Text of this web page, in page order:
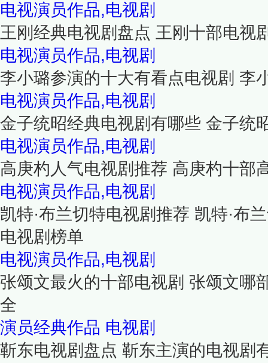
电视演员作品,电视剧
王刚经典电视剧盘点 王刚十部电视
电视演员作品,电视剧
李小璐参演的十大有看点电视剧 李
电视演员作品,电视剧
金子统昭经典电视剧有哪些 金子统
电视演员作品,电视剧
高庚杓人气电视剧推荐 高庚杓十部
电视演员作品,电视剧
凯特·布兰切特电视剧推荐 凯特·布
电视剧榜单
电视演员作品,电视剧
张颂文最火的十部电视剧 张颂文哪
全
演员经典作品 电视剧
靳东电视剧盘点 靳东主演的电视剧